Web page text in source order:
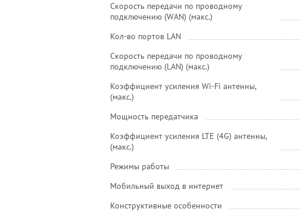
Скорость передачи по проводному
подключению (WAN) (макс.)
Кол-во портов LAN
Скорость передачи по проводному
подключению (LAN) (макс.)
Коэффициент усиления Wi-Fi антенны,
(макс.)
Мощность передатчика
Коэффициент усиления LTE (4G) антенны,
(макс.)
Режимы работы
Мобильный выход в интернет
Конструктивные особенности